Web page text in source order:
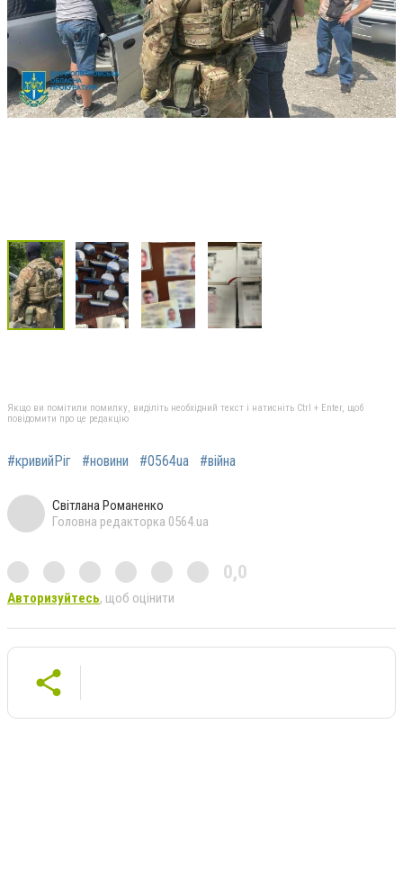
Якщо ви помітили помилку, виділіть необхідний текст і натисніть Ctrl + Enter, щоб
повідомити про це редакцію
#кривийРіг #новини #0564ua #війна
Світлана Романенко
Головна редакторка 0564.ua
0,0
Авторизуйтесь, щоб оцінити